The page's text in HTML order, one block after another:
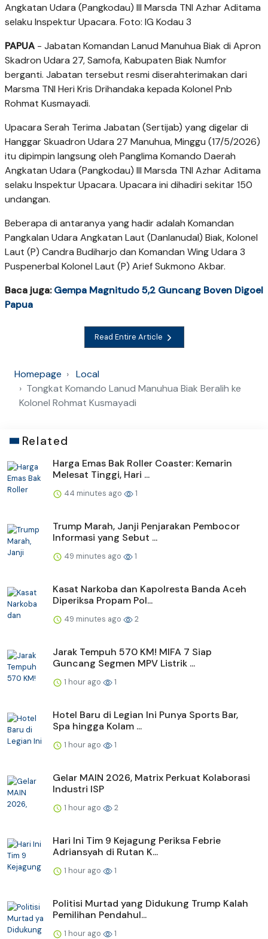
Angkatan Udara (Pangkodau) III Marsda TNI Azhar Aditama
selaku Inspektur Upacara. Foto: IG Kodau 3
PAPUA - Jabatan Komandan Lanud Manuhua Biak di Apron
Skadron Udara 27, Samofa, Kabupaten Biak Numfor
berganti. Jabatan tersebut resmi diserahterimakan dari
Marsma TNI Heri Kris Drihandaka kepada Kolonel Pnb
Rohmat Kusmayadi.
Upacara Serah Terima Jabatan (Sertijab) yang digelar di
Hanggar Skuadron Udara 27 Manuhua, Minggu (17/5/2026)
itu dipimpin langsung oleh Panglima Komando Daerah
Angkatan Udara (Pangkodau) III Marsda TNI Azhar Aditama
selaku Inspektur Upacara. Upacara ini dihadiri sekitar 150
undangan.
Beberapa di antaranya yang hadir adalah Komandan
Pangkalan Udara Angkatan Laut (Danlanudal) Biak, Kolonel
Laut (P) Candra Budiharjo dan Komandan Wing Udara 3
Puspenerbal Kolonel Laut (P) Arief Sukmono Akbar.
Baca juga:Gempa Magnitudo 5,2 Guncang Boven Digoel
Papua
Read Entire Article
Homepage
Local
Tongkat Komando Lanud Manuhua Biak Beralih ke
Kolonel Rohmat Kusmayadi
Related
Harga Emas Bak Roller Coaster: Kemarin
Melesat Tinggi, Hari ...
44 minutes ago 1
Trump Marah, Janji Penjarakan Pembocor
Informasi yang Sebut ...
49 minutes ago 1
Kasat Narkoba dan Kapolresta Banda Aceh
Diperiksa Propam Pol...
49 minutes ago 2
Jarak Tempuh 570 KM! MIFA 7 Siap
Guncang Segmen MPV Listrik ...
1 hour ago 1
Hotel Baru di Legian Ini Punya Sports Bar,
Spa hingga Kolam ...
1 hour ago 1
Gelar MAIN 2026, Matrix Perkuat Kolaborasi
Industri ISP
1 hour ago 2
Hari Ini Tim 9 Kejagung Periksa Febrie
Adriansyah di Rutan K...
1 hour ago 1
Politisi Murtad yang Didukung Trump Kalah
Pemilihan Pendahul...
1 hour ago 1